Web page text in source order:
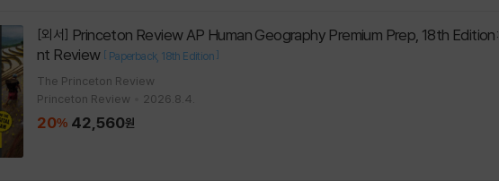
[외서]
nt Review [ Paperback 18th Edition ]
The Princeton Review
Princeton Review
2026.8.4.
20% 42,560원